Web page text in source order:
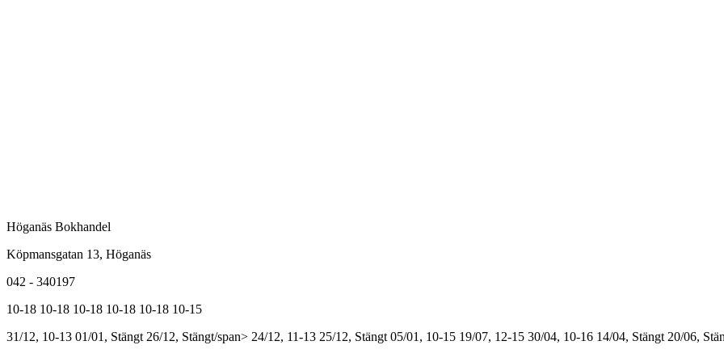
Höganäs Bokhandel
Köpmansgatan 13, Höganäs
042 - 340197
10-18 10-18 10-18 10-18 10-18 10-15
31/12, 10-13 01/01, Stängt 26/12, Stängt/span> 24/12, 11-13 25/12, Stängt 05/01, 10-15 19/07, 12-15 30/04, 10-16 14/04, Stängt 20/06,